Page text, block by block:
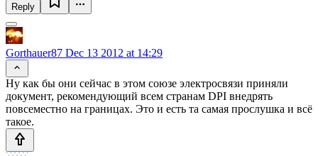
Reply
Gorthauer87 Dec 13 2012 at 14:29
Ну как бы они сейчас в этом союзе электросвязи приняли
документ, рекомендующий всем странам DPI внедрять
повсеместно на границах. Это и есть та самая прослушка и всё
такое.